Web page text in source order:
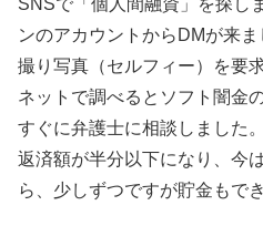
SNSで「個人間融資」を探し
ンのアカウントからDMが来
撮り写真（セルフィー）を要
ネットで調べるとソフト闇金
すぐに弁護士に相談しました
返済額が半分以下になり、今
ら、少しずつですが貯金もで